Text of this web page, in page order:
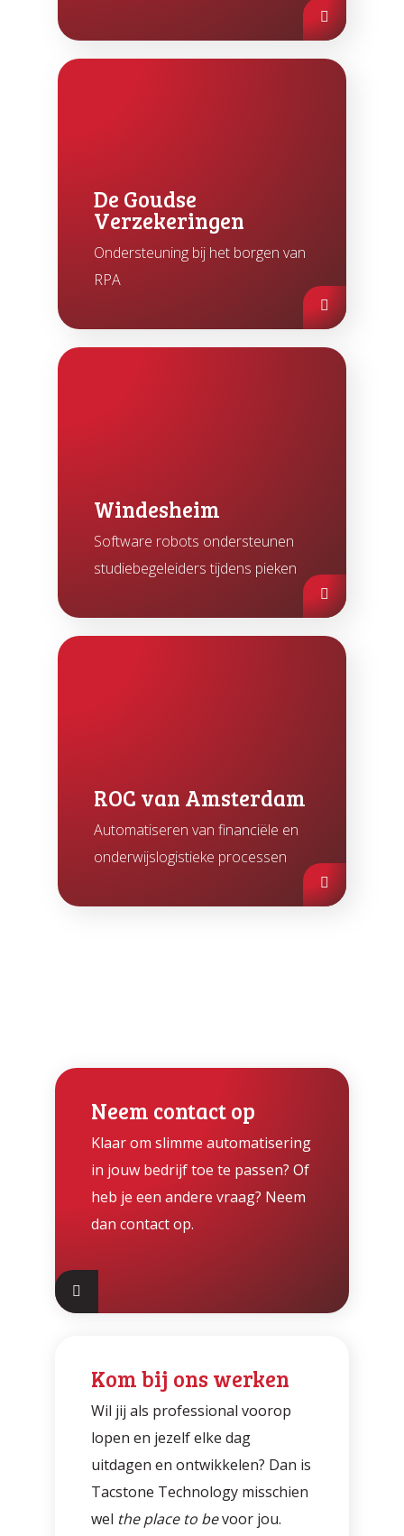
De Goudse
Verzekeringen
Ondersteuning bij het borgen van
RPA
Windesheim
Software robots ondersteunen
studiebegeleiders tijdens pieken
ROC van Amsterdam
Automatiseren van financiële en
onderwijslogistieke processen
Neem contact op
Klaar om slimme automatisering
in jouw bedrijf toe te passen? Of
heb je een andere vraag? Neem
dan contact op.
Kom bij ons werken
Wil jij als professional voorop
lopen en jezelf elke dag
uitdagen en ontwikkelen? Dan is
Tacstone Technology misschien
wel the place to bevoor jou.